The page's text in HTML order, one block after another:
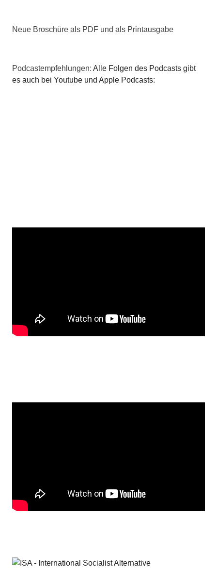
Neue Broschüre als PDF und als Printausgabe
Podcastempfehlungen: Alle Folgen des Podcasts gibt
es auch bei Youtube und Apple Podcasts: